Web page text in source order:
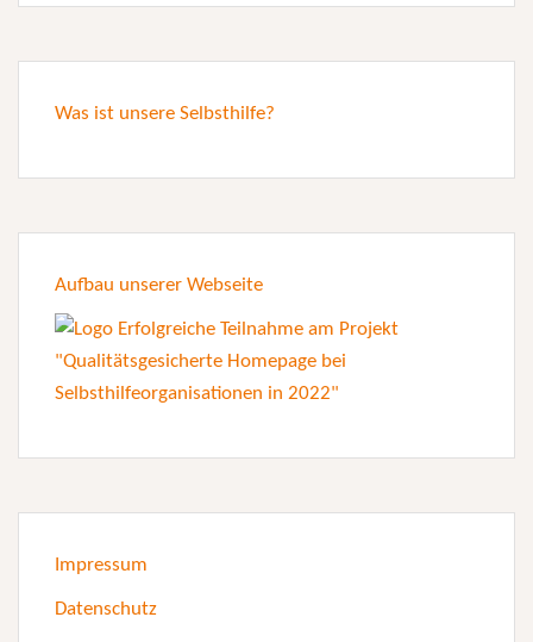
Was ist unsere Selbsthilfe?
Aufbau unserer Webseite
Impressum
Datenschutz